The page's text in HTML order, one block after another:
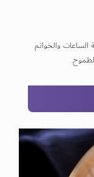
والخواتم